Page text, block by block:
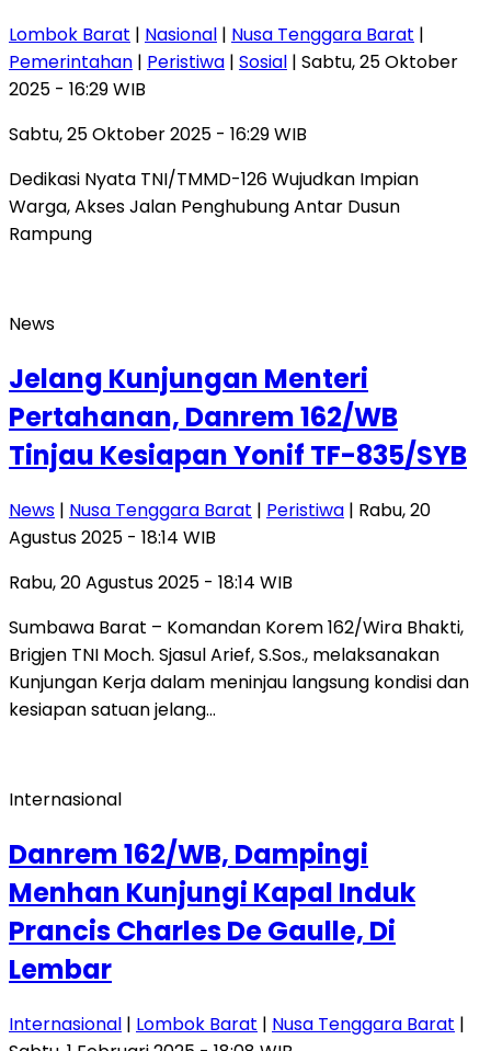
Lombok Barat | Nasional | Nusa Tenggara Barat |
Pemerintahan | Peristiwa | Sosial | Sabtu, 25 Oktober
2025 - 16:29 WIB
Sabtu, 25 Oktober 2025 - 16:29 WIB
Dedikasi Nyata TNI/TMMD-126 Wujudkan Impian
Warga, Akses Jalan Penghubung Antar Dusun
Rampung
News
Jelang Kunjungan Menteri
Pertahanan, Danrem 162/WB
Tinjau Kesiapan Yonif TF-835/SYB
News | Nusa Tenggara Barat | Peristiwa | Rabu, 20
Agustus 2025 - 18:14 WIB
Rabu, 20 Agustus 2025 - 18:14 WIB
Sumbawa Barat – Komandan Korem 162/Wira Bhakti,
Brigjen TNI Moch. Sjasul Arief, S.Sos., melaksanakan
Kunjungan Kerja dalam meninjau langsung kondisi dan
kesiapan satuan jelang…
Internasional
Danrem 162/WB, Dampingi
Menhan Kunjungi Kapal Induk
Prancis Charles De Gaulle, Di
Lembar
Internasional | Lombok Barat | Nusa Tenggara Barat |